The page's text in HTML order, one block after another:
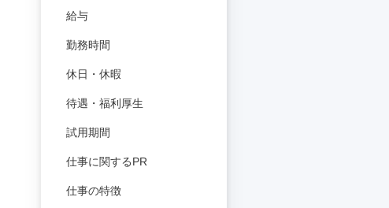
給与
勤務時間
休日・休暇
待遇・福利厚生
試用期間
仕事に関するPR
仕事の特徴